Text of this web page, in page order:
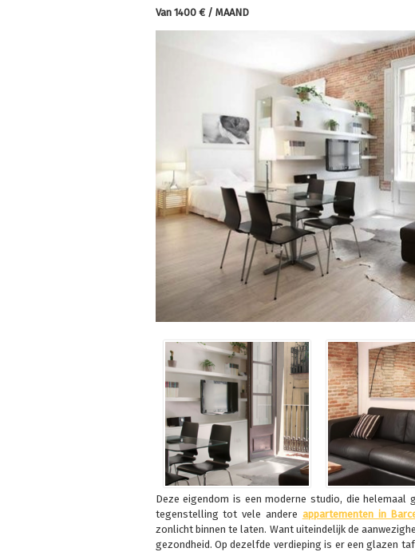
Van 1400 € / MAAND
Deze eigendom is een moderne studio, die
tegenstelling tot vele andere appartementen in
zonlicht binnen te laten. Want uiteindelijk de
gezondheid. Op dezelfde verdieping is er een glazen